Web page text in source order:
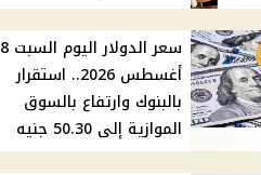
سعر الدولار اليوم السبت 8
أغسطس 2026.. استقرار
بالبنوك وارتفاع بالسوق
الموازية إلى 50.30 جنيه